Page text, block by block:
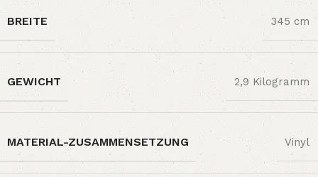
BREITE ‎345 cm
GEWICHT ‎2,9 Kilogramm
MATERIAL-ZUSAMMENSETZUNG ‎Vinyl